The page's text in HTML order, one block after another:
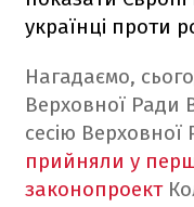
українці проти
Нагадаємо,
Верховної Ради
сесію
прийняли у
законопроект